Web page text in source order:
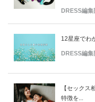
DRESS編集
12星座でわ
DRESS編集
【セックス
特徴を...